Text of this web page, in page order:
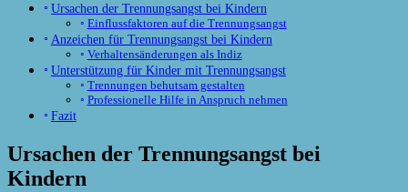
Ursachen der Trennungsangst bei Kindern
Einflussfaktoren auf die Trennungsangst
Anzeichen für Trennungsangst bei Kindern
Verhaltensänderungen als Indiz
Unterstützung für Kinder mit Trennungsangst
Trennungen behutsam gestalten
Professionelle Hilfe in Anspruch nehmen
Fazit
Ursachen der Trennungsangst bei
Kindern